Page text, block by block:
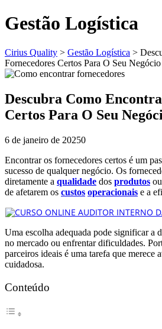
Gestão Logística
Cirius Quality > Gestão Logística >
Fornecedores Certos Para O Seu Negócio
Descubra Como
Certos Para O Seu
6 de janeiro de 20250
Encontrar os fornecedores certos é um
sucesso de qualquer negócio. Os
diretamente a qualidade dos produtos
de afetarem os custos operacionais e a
Uma escolha adequada pode significar a
no mercado ou enfrentar dificuldades.
parceiros ideais é uma tarefa que merece
cuidadosa.
Conteúdo